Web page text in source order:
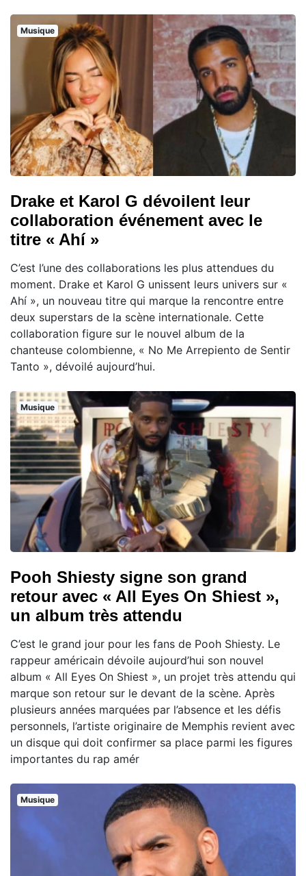
Musique
Drake et Karol G dévoilent leur
collaboration événement avec le
titre « Ahí »
C’est l’une des collaborations les plus attendues du
moment. Drake et Karol G unissent leurs univers sur «
Ahí », un nouveau titre qui marque la rencontre entre
deux superstars de la scène internationale. Cette
collaboration figure sur le nouvel album de la
chanteuse colombienne, « No Me Arrepiento de Sentir
Tanto », dévoilé aujourd’hui.
Musique
Pooh Shiesty signe son grand
retour avec « All Eyes On Shiest »,
un album très attendu
C’est le grand jour pour les fans de Pooh Shiesty. Le
rappeur américain dévoile aujourd’hui son nouvel
album « All Eyes On Shiest », un projet très attendu qui
marque son retour sur le devant de la scène. Après
plusieurs années marquées par l’absence et les défis
personnels, l’artiste originaire de Memphis revient avec
un disque qui doit confirmer sa place parmi les figures
importantes du rap amér
Musique